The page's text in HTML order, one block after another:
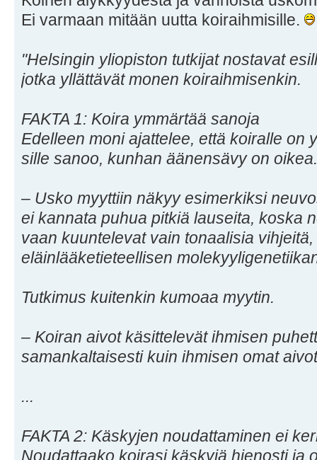
Ei varmaan mitään uutta koiraihmisille.
"Helsingin yliopiston tutkijat nostavat
jotka yllättävät monen koiraihmisenkin.
FAKTA 1: Koira ymmärtää sanoja
Edelleen moni ajattelee, että koiralle on
sille sanoo, kunhan äänensävy on oikea.
– Usko myyttiin näkyy esimerkiksi
ei kannata puhua pitkiä lauseita, koska
vaan kuuntelevat vain tonaalisia
eläinlääketieteellisen
Tutkimus kuitenkin kumoaa myytin.
– Koiran aivot käsittelevät ihmisen
samankaltaisesti kuin ihmisen omat
...
FAKTA 2: Käskyjen noudattaminen ei
Noudattaako koirasi käskyjä hienosti ja